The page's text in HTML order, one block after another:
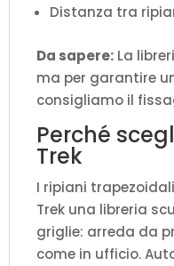
Distanza tra
Da sapere: La
ma per garantire
consigliamo il
Perché
Trek
I ripiani
Trek una libreria
griglie: arreda da
come in ufficio.